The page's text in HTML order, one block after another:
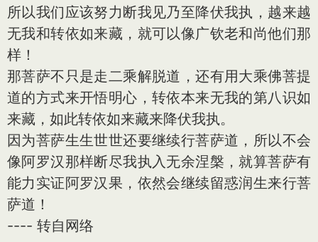
所以我们应该努力断我见乃至降伏我执，越来越
无我和转依如来藏，就可以像广钦老和尚他们那
样！
那菩萨不只是走二乘解脱道，还有用大乘佛菩提
道的方式来开悟明心，转依本来无我的第八识如
来藏，如此转依如来藏来降伏我执。
因为菩萨生生世世还要继续行菩萨道，所以不会
像阿罗汉那样断尽我执入无余涅槃，就算菩萨有
能力实证阿罗汉果，依然会继续留惑润生来行菩
萨道！
---- 转自网络